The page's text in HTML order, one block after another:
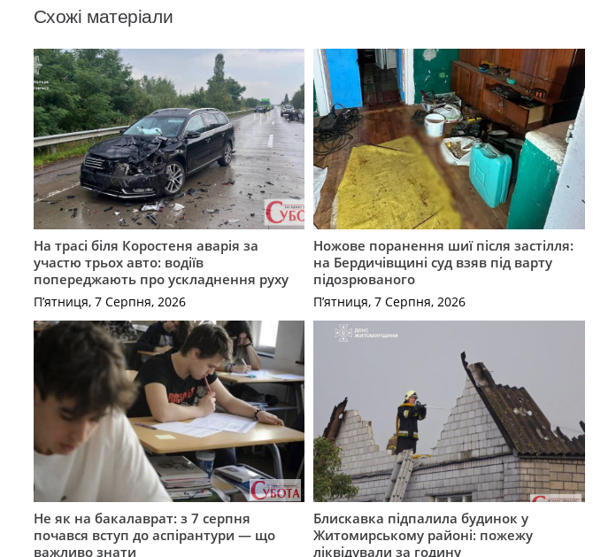
Схожі матеріали
На трасі біля Коростеня аварія за
участю трьох авто: водіїв
попереджають про ускладнення руху
П’ятниця, 7 Серпня, 2026
Ножове поранення шиї після застілля:
на Бердичівщині суд взяв під варту
підозрюваного
П’ятниця, 7 Серпня, 2026
Не як на бакалаврат: з 7 серпня
почався вступ до аспірантури — що
важливо знати
Блискавка підпалила будинок у
Житомирському районі: пожежу
ліквідували за годину